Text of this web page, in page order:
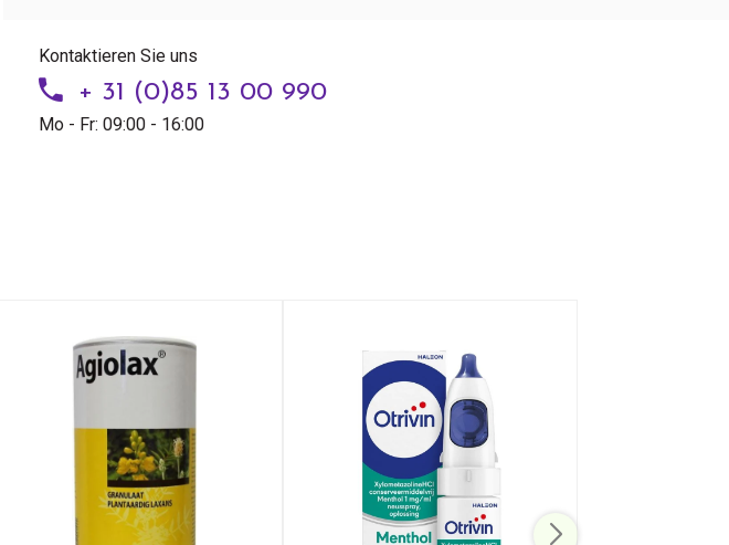
Kontaktieren Sie uns
+ 31 (0)85 13 00 990
Mo - Fr: 09:00 - 16:00